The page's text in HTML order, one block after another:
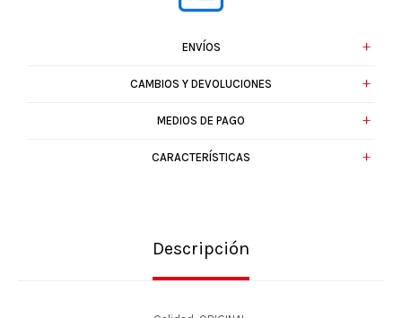
ENVÍOS
CAMBIOS Y DEVOLUCIONES
MEDIOS DE PAGO
CARACTERÍSTICAS
Descripción